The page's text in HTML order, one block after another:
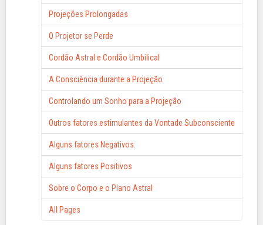
Projeções Prolongadas
O Projetor se Perde
Cordão Astral e Cordão Umbilical
A Consciência durante a Projeção
Controlando um Sonho para a Projeção
Outros fatores estimulantes da Vontade Subconsciente
Alguns fatores Negativos:
Alguns fatores Positivos
Sobre o Corpo e o Plano Astral
All Pages